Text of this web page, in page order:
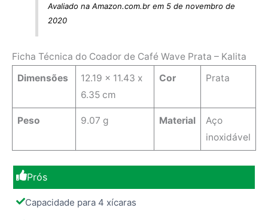
Avaliado na Amazon.com.br em 5 de novembro de
2020
Ficha Técnica do Coador de Café Wave Prata – Kalita
Dimensões
‎12.19 x 11.43 x
6.35 cm
Cor ‎Prata
Peso 9.07 g Material
‎Aço
inoxidável
Prós
Capacidade para 4 xícaras